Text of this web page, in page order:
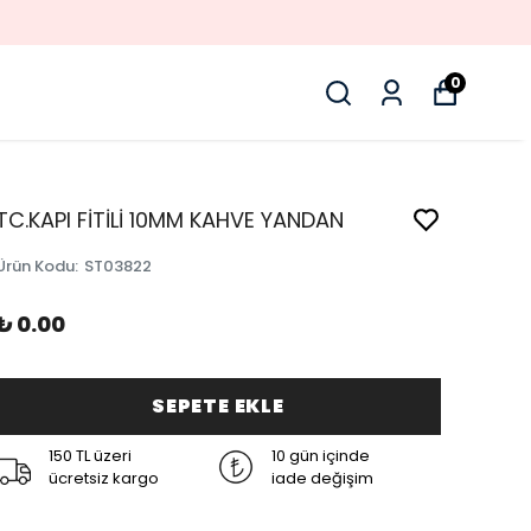
0
FİTİLİ 10MM KAHVE YANDAN
Kodu: ST03822
0.00
SEPETE EKLE
150 TL üzeri
ücretsiz kargo
10 gün içinde
iade değişim